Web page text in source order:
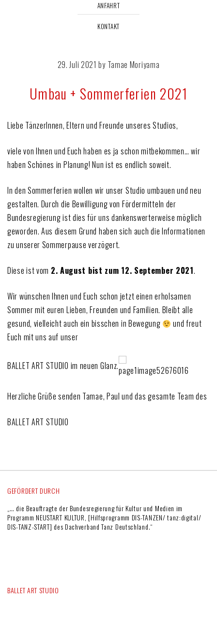
ANFAHRT
KONTAKT
29. Juli 2021 by Tamae Moriyama
Umbau + Sommerferien 2021
Liebe TänzerInnen, Eltern und Freunde unseres Studios,
viele von Ihnen und Euch haben es ja schon mitbekommen… wir
haben Schönes in Planung! Nun ist es endlich soweit.
In den Sommerferien wollen wir unser Studio umbauen und neu
gestalten. Durch die Bewilligung von Fördermitteln der
Bundesregierung ist dies für uns dankenswerterweise möglich
geworden. Aus diesem Grund haben sich auch die Informationen
zu unserer Sommerpause verzögert.
Diese ist vom 2. August bist zum 12. September 2021.
Wir wünschen Ihnen und Euch schon jetzt einen erholsamen
Sommer mit euren Lieben, Freunden und Familien. Bleibt alle
gesund, vielleicht auch ein bisschen in Bewegung
und freut
Euch mit uns auf unser
BALLET ART STUDIO im neuen Glanz.
Herzliche Grüße senden Tamae, Paul und das gesamte Team des
BALLET ART STUDIO
GEFÖRDERT DURCH
„… die Beauftragte der Bundesregierung für Kultur und Medien im
Programm NEUSTART KULTUR, [Hilfsprogramm DIS-TANZEN/ tanz:digital/
DIS-TANZ-START] des Dachverband Tanz Deutschland.“
BALLET ART STUDIO